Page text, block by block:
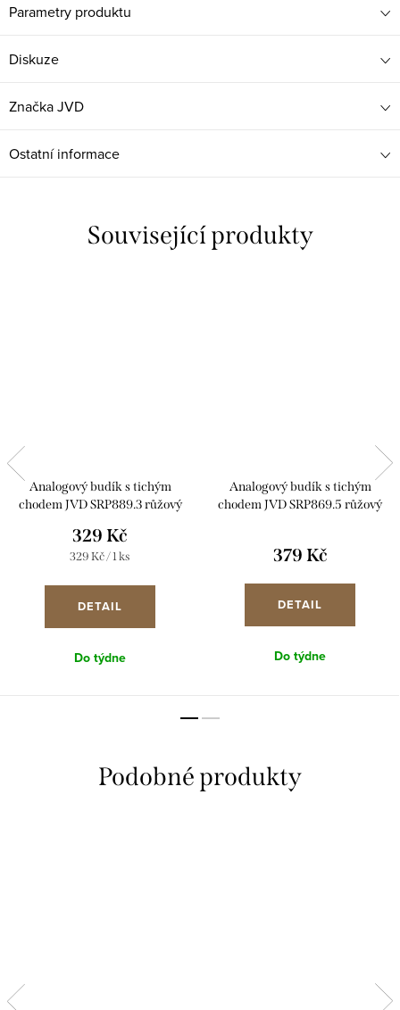
Parametry produktu
Diskuze
ZnačkaJVD
Ostatní informace
Související produkty
Analogový budík s tichým
chodem JVD SRP889.3 růžový
329 Kč
Měrná
329 Kč / 1 ks
DETAIL
Do týdne
Analogový budík s tichým
chodem JVD SRP869.5 růžový
379 Kč
DETAIL
Do týdne